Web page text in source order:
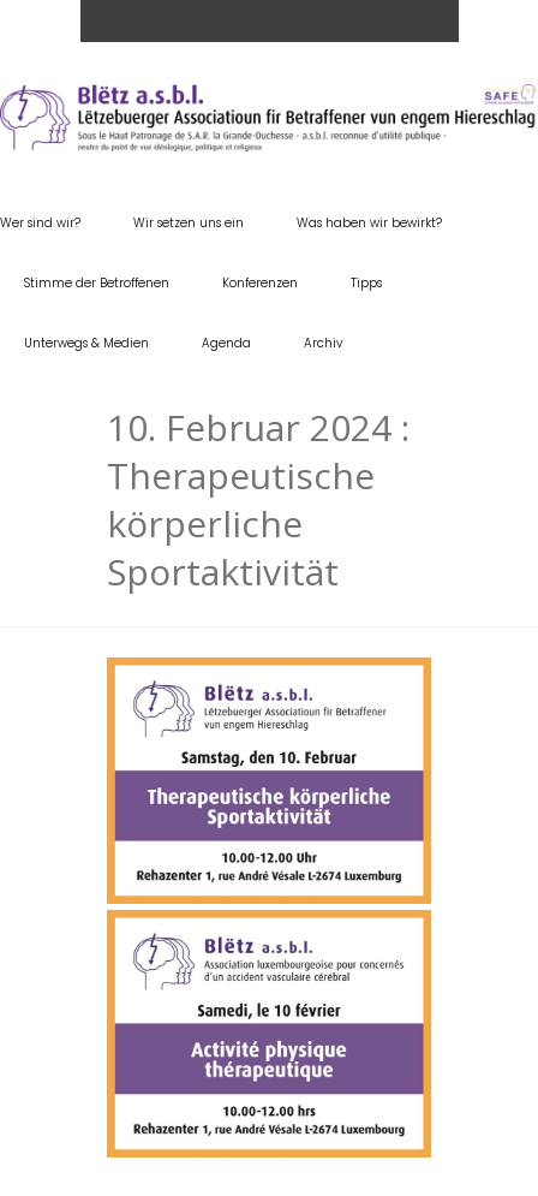
Wer sind wir? Wir setzen uns ein Was haben wir bewirkt?
Stimme der Betroffenen Konferenzen Tipps
Unterwegs & Medien Agenda Archiv
10. Februar 2024 :
Therapeutische
körperliche
Sportaktivität